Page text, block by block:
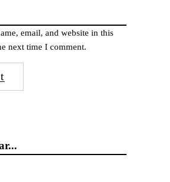
email, and website in this
next time I comment.